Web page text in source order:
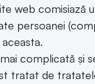
web comisiază
persoanei
complicată
tratat de